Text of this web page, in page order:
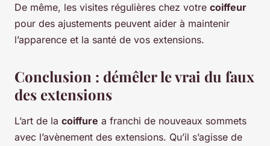
De même, les visites régulières chez votre coiffeur
pour des ajustements peuvent aider à maintenir
l’apparence et la santé de vos extensions.
Conclusion : démêler le vrai du faux
des extensions
L’art de la coiffure a franchi de nouveaux sommets
avec l’avènement des extensions. Qu’il s’agisse de